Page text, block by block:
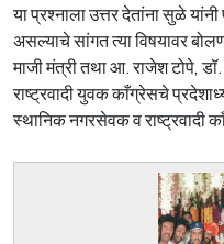
या प्रश्नाला उत्तर देतांना सुळे
असल्याचे सांगत त्या विषयावर
माजी मंत्री तथा आ. राजेश टोपे,
राष्ट्रवादी युवक काँग्रेसचे
स्थानिक नगरसेवक व राष्ट्रवादी